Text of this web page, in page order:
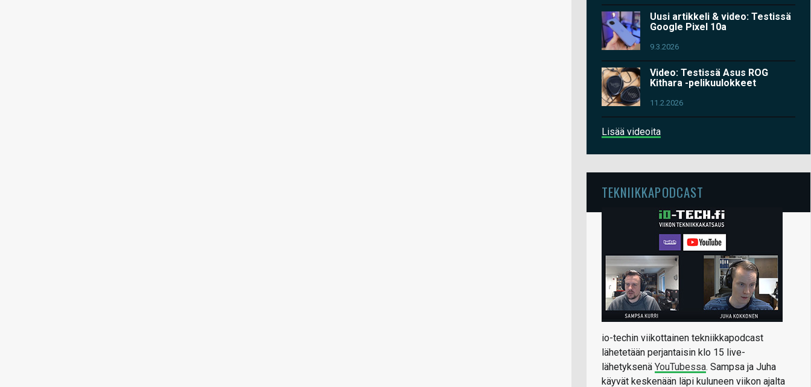
Uusi artikkeli & video: Testissä
Google Pixel 10a
9.3.2026
Video: Testissä Asus ROG
Kithara -pelikuulokkeet
11.2.2026
Lisää videoita
TEKNIIKKAPODCAST
io-techin viikottainen tekniikkapodcast
lähetetään perjantaisin klo 15 live-
lähetyksenä YouTubessa. Sampsa ja Juha
käyvät keskenään läpi kuluneen viikon ajalta